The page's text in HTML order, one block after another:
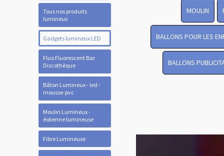
Tous nos produits
lumineux
Gadgets lumineux LED
Fluo Fluorescent Bar
Discothèque
Bâton Lumineux - led -
mousse-pvc
Moulin Lumineux -
éolienne lumineuse
Fibre Lumineuse
MOULIN
BALLONS POUR LES
BALLONS